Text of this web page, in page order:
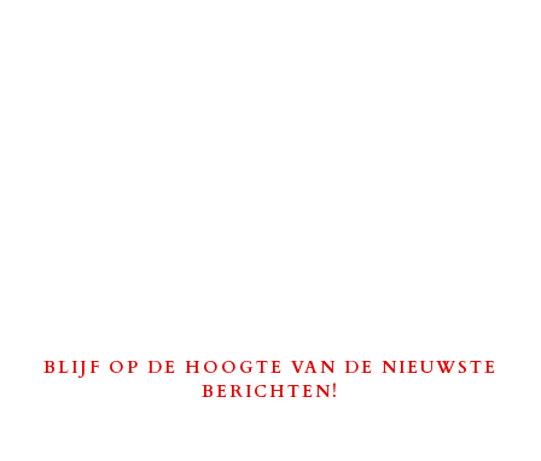
BLIJF OP DE HOOGTE VAN DE NIEUWSTE
BERICHTEN!